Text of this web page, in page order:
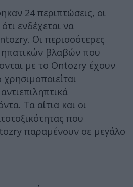
24 περιπτώσεις, οι
ενδέχεται να
Οι περισσότερες
βλαβών που
με το Ontozry έχουν
Τα αίτια και οι
που
παραμένουν σε μεγάλο